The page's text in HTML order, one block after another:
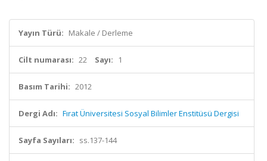
Yayın Türü: Makale / Derleme
Cilt numarası: 22 Sayı: 1
Basım Tarihi: 2012
Dergi Adı: Fırat Üniversitesi Sosyal Bilimler Enstitüsü Dergisi
Sayfa Sayıları: ss.137-144